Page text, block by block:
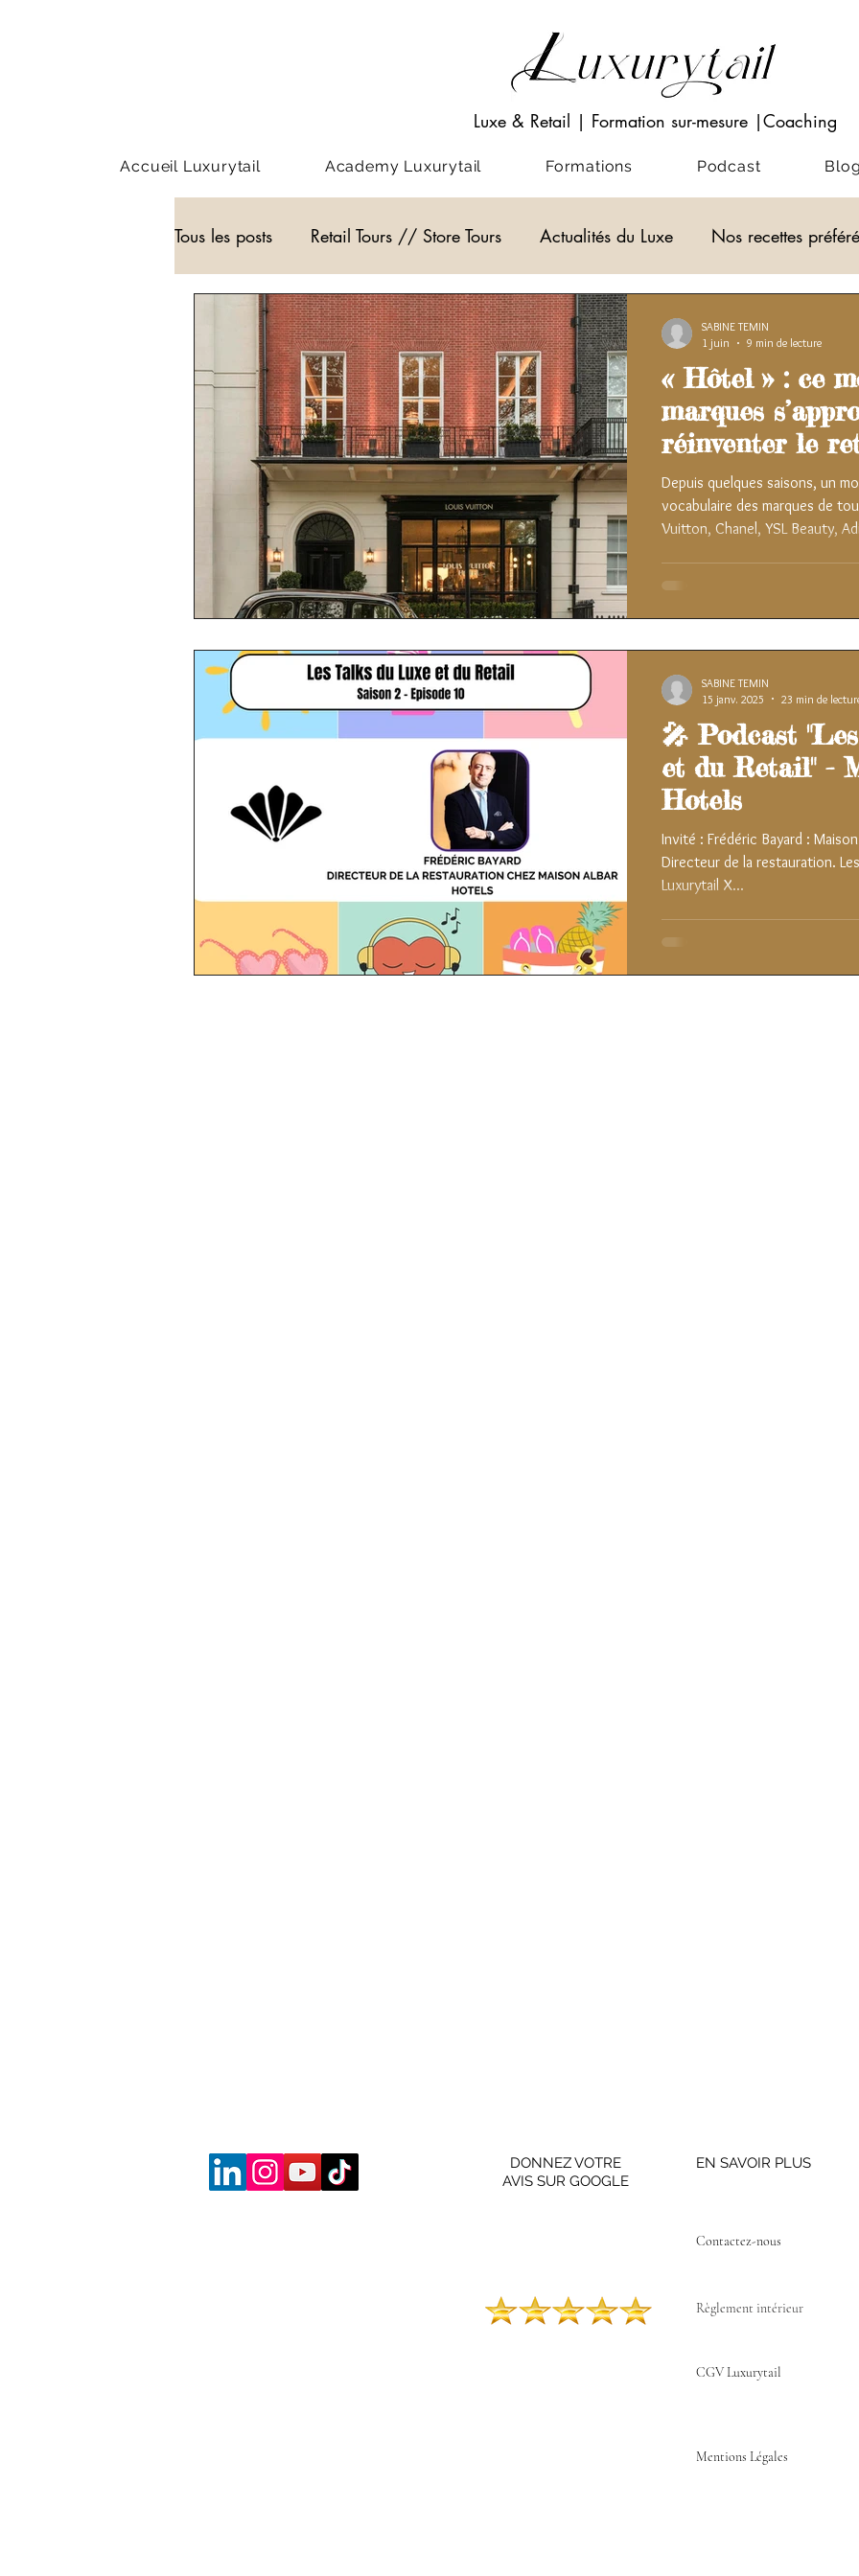
Luxe & Retail | Formation sur-mesure |Coaching
Accueil Luxurytail Academy Luxurytail Formations Podcast Blog
Tous les posts Retail Tours // Store Tours Actualités du Luxe Nos recettes
Webinar - classe virtuelle Visio-conférences Musées - Expositions
WEB3 Podcast Actualités du Luxe actualité du luxe« Hôtel » : ce
marques
réinventer le
Depuis quelques saisons, un
vocabulaire des marques de
Vuitton, Chanel, YSL Beauty,
dans des espaces surprenants,
SABINE TEMIN
1 juin
9 min de lecture
🎤 Podcast
et du Retail" -
Hotels
Invité : Frédéric Bayard :
Directeur de la restauration.
Luxurytail X...
SABINE TEMIN
15 janv. 2025
23 min de
DONNEZ VOTRE
AVIS SUR GOOGLE
EN SAVOIR PLUS
Contactez-nous ​
Règlement intérieur
CGV Luxurytail
Mentions Légales